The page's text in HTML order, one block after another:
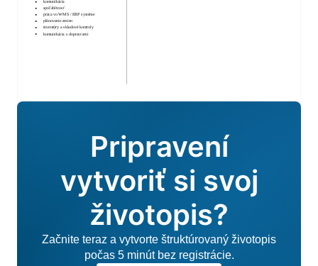
komunikácia
spoľahlivosť
práca vo WMS / ERP systéme
plánovanie zmien
inventúry a skladové kontroly
komunikácia s dopravcami
Pripravení
vytvoriť si svoj
životopis?
Začnite teraz a vytvorte štruktúrovaný životopis
počas 5 minút bez registrácie.